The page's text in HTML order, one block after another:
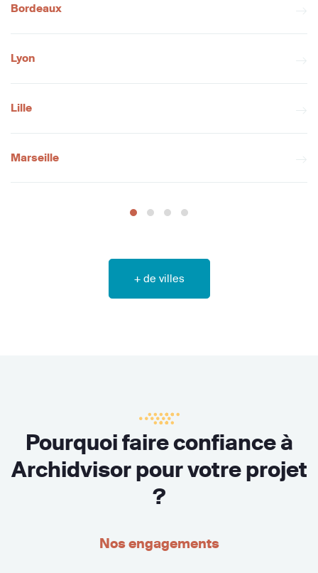
Bordeaux
Lyon
Lille
Marseille
+ de villes
Pourquoi faire confiance à
Archidvisor pour votre projet
?
Nos engagements